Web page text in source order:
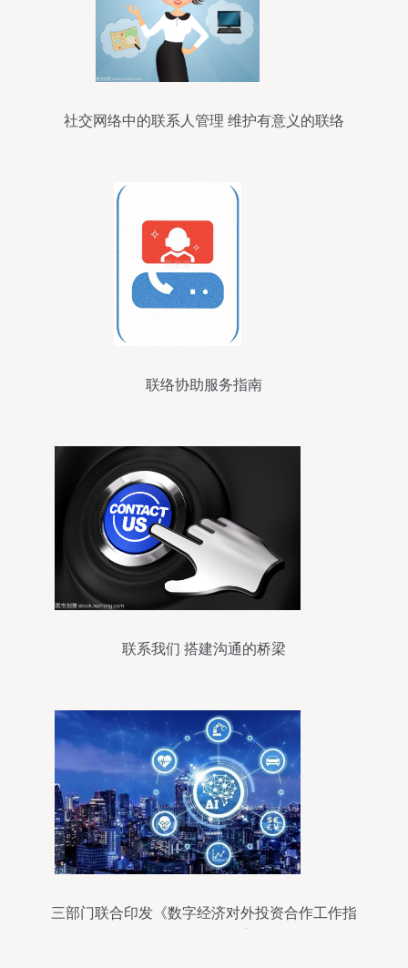
社交网络中的联系人管理 维护有意义的联络
联络协助服务指南
联系我们 搭建沟通的桥梁
三部门联合印发《数字经济对外投资合作工作指